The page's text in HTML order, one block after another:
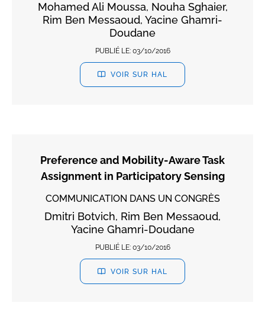
Mohamed Ali Moussa, Nouha Sghaier,
Rim Ben Messaoud, Yacine Ghamri-
Doudane
PUBLIÉ LE: 03/10/2016
VOIR SUR HAL
Preference and Mobility-Aware Task
Assignment in Participatory Sensing
COMMUNICATION DANS UN CONGRÈS
Dmitri Botvich, Rim Ben Messaoud,
Yacine Ghamri-Doudane
PUBLIÉ LE: 03/10/2016
VOIR SUR HAL